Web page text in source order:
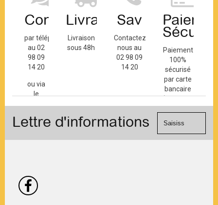
Contact
par téléphone
au 02
98 09
14 20
ou via
le
contact
Livraison
Livraison
sous 48h
Sav
Contactez-
nous au
02 98 09
14 20
Paiement
100%
sécurisé
par carte
bancaire
(Mastercard,
Visa, ...) et
Lettre d'informations